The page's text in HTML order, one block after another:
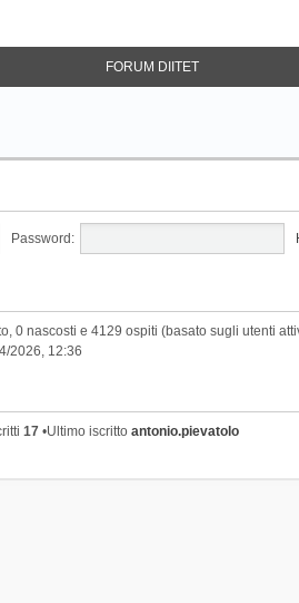
FORUM DIITET
Password:
0 nascosti e 4129 ospiti (basato sugli utenti
2026, 12:36
17•Ultimo iscritto antonio.pievatolo